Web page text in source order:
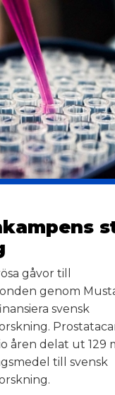
gåvor till
genom
svensk
åren delat ut 129
till svensk